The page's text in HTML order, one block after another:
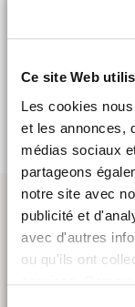
Ce site Web
Les cookies
et les annonces,
médias sociaux
partageons
notre site avec
publicité et
avec d'autres
ou qu'ils ont
Move your flow
plein d'énergie et
Prix : 16 €